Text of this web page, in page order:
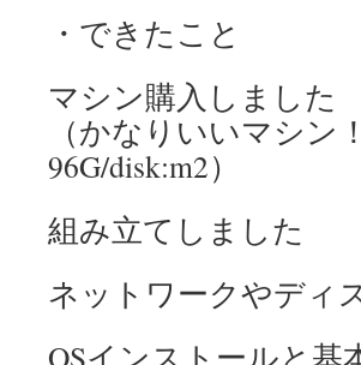
・できたこと
マシン購入しました
（かなりいいマシン
96G/disk:m2）
組み立てしました
ネットワークやディ
OSインストールと基